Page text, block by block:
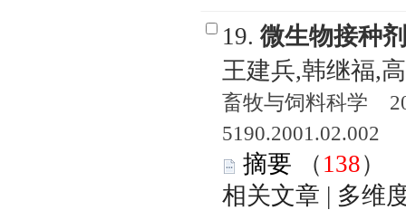
19. 微生物接种
王建兵,韩继福,
畜牧与饲料科学
5190.2001.02.002
摘要 （ 138
相关文章 | 多维